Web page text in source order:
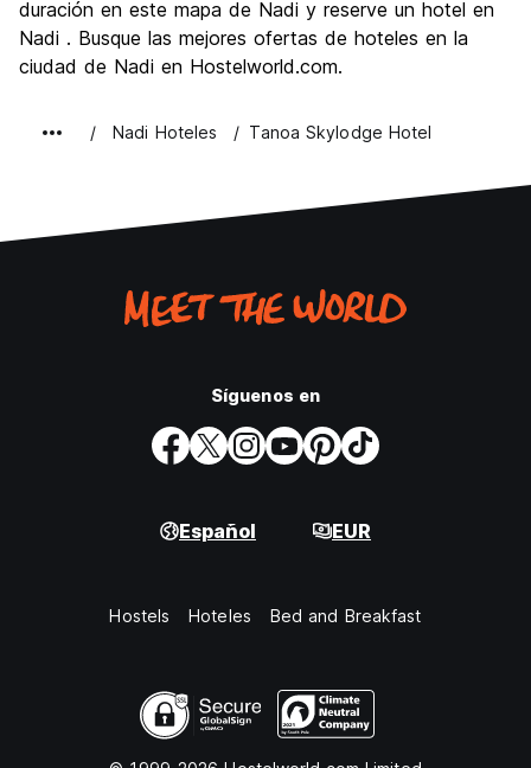
duración en este mapa de Nadi y reserve un hotel en
Nadi . Busque las mejores ofertas de hoteles en la
ciudad de Nadi en Hostelworld.com.
Nadi Hoteles Tanoa Skylodge Hotel
Síguenos en
Español EUR
Hostels Hoteles Bed and Breakfast